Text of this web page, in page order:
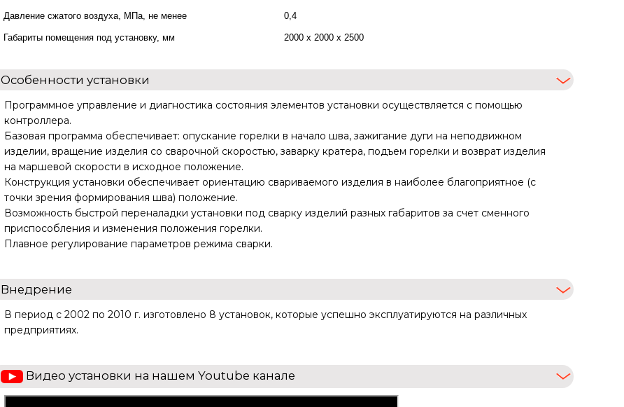
Давление сжатого воздуха, МПа, не менее 0,4
Габариты помещения под установку, мм 2000 х 2000 х 2500
Особенности установки
Программное управление и диагностика состояния элементов установки осуществляется с помощью
контроллера.
Базовая программа обеспечивает: опускание горелки в начало шва, зажигание дуги на неподвижном
изделии, вращение изделия со сварочной скоростью, заварку кратера, подъем горелки и возврат изделия
на маршевой скорости в исходное положение.
Конструкция установки обеспечивает ориентацию свариваемого изделия в наиболее благоприятное (с
точки зрения формирования шва) положение.
Возможность быстрой переналадки установки под сварку изделий разных габаритов за счет сменного
приспособления и изменения положения горелки.
Плавное регулирование параметров режима сварки.
Внедрение
В период с 2002 по 2010 г. изготовлено 8 установок, которые успешно эксплуатируются на различных
предприятиях.
Видео установки на нашем Youtube канале